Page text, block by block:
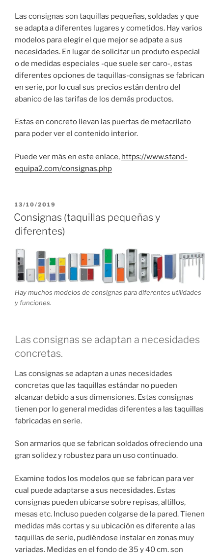
Las consignas son taquillas pequeñas, soldadas y que
se adapta a diferentes lugares y cometidos. Hay varios
modelos para elegir el que mejor se adpate a sus
necesidades. En lugar de solicitar un produto especial
o de medidas especiales -que suele ser caro-, estas
diferentes opciones de taquillas-consignas se fabrican
en serie, por lo cual sus precios están dentro del
abanico de las tarifas de los demás productos.
Estas en concreto llevan las puertas de metacrilato
para poder ver el contenido interior.
Puede ver más en este enlace, https://www.stand-
equipa2.com/consignas.php
PUBLICADO
EL
13/10/2019
Consignas (taquillas pequeñas y
diferentes)
Hay muchos modelos de consignas para diferentes utilidades
y funciones.
Las consignas se adaptan a necesidades
concretas.
Las consignas se adaptan a unas necesidades
concretas que las taquillas estándar no pueden
alcanzar debido a sus dimensiones. Estas consignas
tienen por lo general medidas diferentes a las taquillas
fabricadas en serie.
Son armarios que se fabrican soldados ofreciendo una
gran solidez y robustez para un uso continuado.
Examine todos los modelos que se fabrican para ver
cual puede adaptarse a sus necesidades. Estas
consignas pueden ubicarse sobre repisas, altillos,
mesas etc. Incluso pueden colgarse de la pared. Tienen
medidas más cortas y su ubicación es diferente a las
taquillas de serie, pudiéndose instalar en zonas muy
variadas. Medidas en el fondo de 35 y 40 cm. son